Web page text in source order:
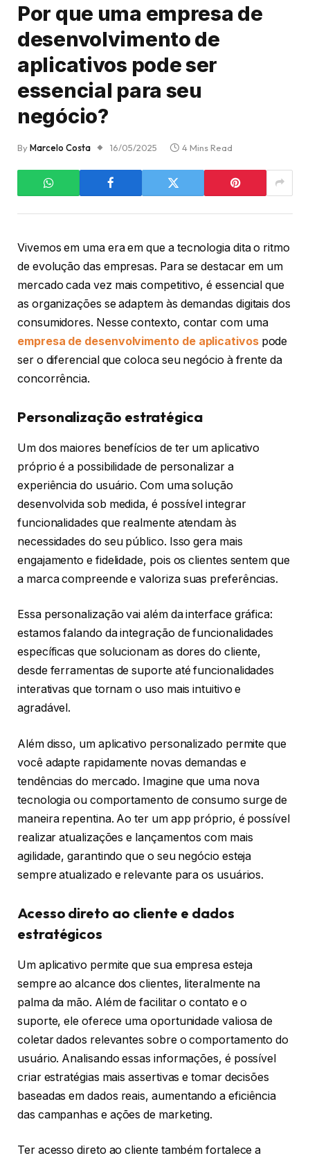
Por que uma empresa de
desenvolvimento de
aplicativos pode ser
essencial para seu
negócio?
ByMarcelo Costa 16/05/2025 4 Mins Read
Vivemos em uma era em que a tecnologia dita o ritmo
de evolução das empresas. Para se destacar em um
mercado cada vez mais competitivo, é essencial que
as organizações se adaptem às demandas digitais dos
consumidores. Nesse contexto, contar com uma
empresa de desenvolvimento de aplicativospode
ser o diferencial que coloca seu negócio à frente da
concorrência.
Personalização estratégica
Um dos maiores benefícios de ter um aplicativo
próprio é a possibilidade de personalizar a
experiência do usuário. Com uma solução
desenvolvida sob medida, é possível integrar
funcionalidades que realmente atendam às
necessidades do seu público. Isso gera mais
engajamento e fidelidade, pois os clientes sentem que
a marca compreende e valoriza suas preferências.
Essa personalização vai além da interface gráfica:
estamos falando da integração de funcionalidades
específicas que solucionam as dores do cliente,
desde ferramentas de suporte até funcionalidades
interativas que tornam o uso mais intuitivo e
agradável.
Além disso, um aplicativo personalizado permite que
você adapte rapidamente novas demandas e
tendências do mercado. Imagine que uma nova
tecnologia ou comportamento de consumo surge de
maneira repentina. Ao ter um app próprio, é possível
realizar atualizações e lançamentos com mais
agilidade, garantindo que o seu negócio esteja
sempre atualizado e relevante para os usuários.
Acesso direto ao cliente e dados
estratégicos
Um aplicativo permite que sua empresa esteja
sempre ao alcance dos clientes, literalmente na
palma da mão. Além de facilitar o contato e o
suporte, ele oferece uma oportunidade valiosa de
coletar dados relevantes sobre o comportamento do
usuário. Analisando essas informações, é possível
criar estratégias mais assertivas e tomar decisões
baseadas em dados reais, aumentando a eficiência
das campanhas e ações de marketing.
Ter acesso direto ao cliente também fortalece a